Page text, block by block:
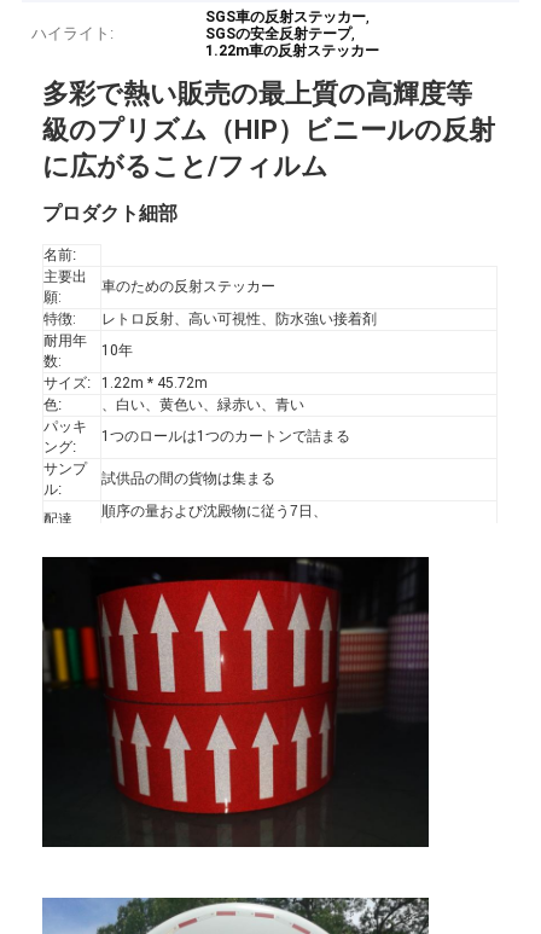
ハイライト:
SGS車の反射ステッカー,
SGSの安全反射テープ,
1.22m車の反射ステッカー
多彩で熱い販売の最上質の高輝度等
級のプリズム（HIP）ビニールの反射
に広がること/フィルム
プロダクト細部
名前:
主要出
願:
車のための反射ステッカー
特徴:
レトロ反射、高い可視性、防水強い接着剤
耐用年
数:
10年
サイズ:
1.22m * 45.72m
色:
、白い、黄色い、緑赤い、青い
パッキ
ング:
1つのロールは1つのカートンで詰まる
サンプ
ル:
試供品の間の貨物は集まる
配達 順序の量および沈殿物に従う7日、